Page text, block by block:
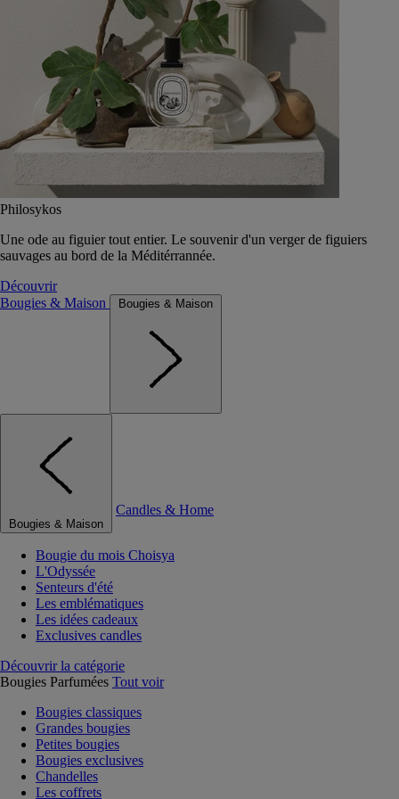
Philosykos
Une ode au figuier tout entier. Le souvenir d'un verger de figuiers
sauvages au bord de la Méditérrannée.
Découvrir
Bougies & Maison
Bougies & Maison
Bougies & Maison
Candles & Home
Bougie du mois Choisya
L'Odyssée
Senteurs d'été
Les emblématiques
Les idées cadeaux
Exclusives candles
Découvrir la catégorie
Bougies Parfumées Tout voir
Bougies classiques
Grandes bougies
Petites bougies
Bougies exclusives
Chandelles
Les coffrets